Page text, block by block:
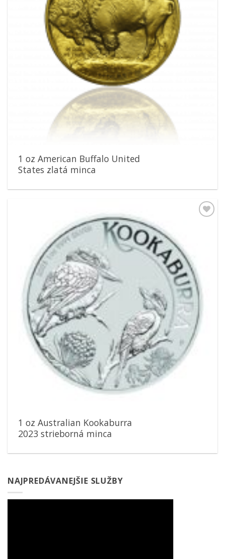
1 oz American Buffalo United
States zlatá minca
1 oz Australian Kookaburra
2023 strieborná minca
NAJPREDÁVANEJŠIE SLUŽBY